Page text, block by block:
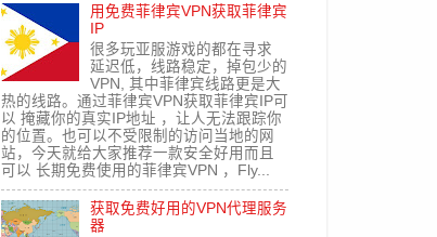
用免费菲律宾VPN获取菲律宾
IP
很多玩亚服游戏的都在寻求
延迟低，线路稳定，掉包少的
VPN, 其中菲律宾线路更是大
热的线路。通过菲律宾VPN获取菲律宾IP可
以 掩藏你的真实IP地址 ，让人无法跟踪你
的位置。也可以不受限制的访问当地的网
站，今天就给大家推荐一款安全好用而且
可以 长期免费使用的菲律宾VPN ，Fly...
获取免费好用的VPN代理服务
器